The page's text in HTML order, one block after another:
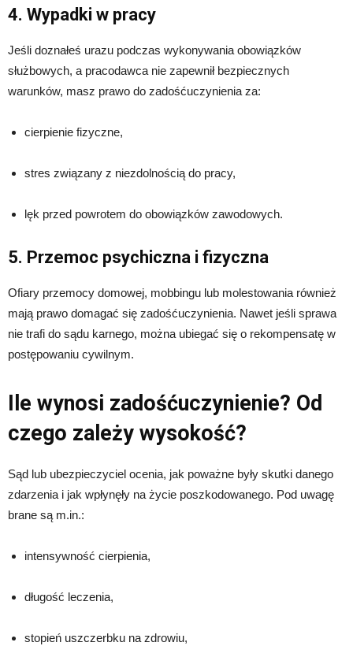
4. Wypadki w pracy
Jeśli doznałeś urazu podczas wykonywania obowiązków
służbowych, a pracodawca nie zapewnił bezpiecznych
warunków, masz prawo do zadośćuczynienia za:
cierpienie fizyczne,
stres związany z niezdolnością do pracy,
lęk przed powrotem do obowiązków zawodowych.
5. Przemoc psychiczna i fizyczna
Ofiary przemocy domowej, mobbingu lub molestowania również
mają prawo domagać się zadośćuczynienia. Nawet jeśli sprawa
nie trafi do sądu karnego, można ubiegać się o rekompensatę w
postępowaniu cywilnym.
Ile wynosi zadośćuczynienie? Od
czego zależy wysokość?
Sąd lub ubezpieczyciel ocenia, jak poważne były skutki danego
zdarzenia i jak wpłynęły na życie poszkodowanego. Pod uwagę
brane są m.in.:
intensywność cierpienia,
długość leczenia,
stopień uszczerbku na zdrowiu,